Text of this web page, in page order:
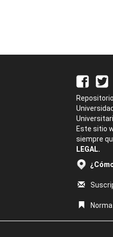
Este sitio
siempre
LEGAL.